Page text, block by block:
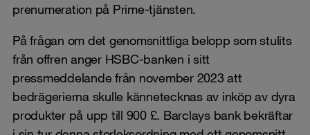
prenumeration på Prime-tjänsten.
På frågan om det genomsnittliga belopp som stulits
från offren anger HSBC-banken i sitt
pressmeddelande från november 2023 att
bedrägerierna skulle kännetecknas av inköp av dyra
produkter på upp till 900 £. Barclays bank bekräftar